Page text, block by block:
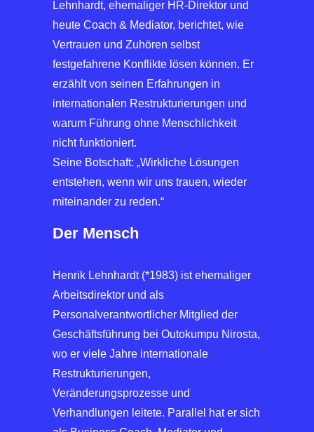
Lehnhardt, ehemaliger HR-Direktor und
heute Coach & Mediator, berichtet, wie
Vertrauen und Zuhören selbst
festgefahrene Konflikte lösen können. Er
erzählt von seinen Erfahrungen in
internationalen Restrukturierungen und
warum Führung ohne Menschlichkeit
nicht funktioniert.
Seine Botschaft: „Wirkliche Lösungen
entstehen, wenn wir uns trauen, wieder
miteinander zu reden.“
Der Mensch
Henrik Lehnhardt (*1983) ist ehemaliger
Arbeitsdirektor und als
Personalverantwortlicher Mitglied der
Geschäftsführung bei Outokumpu Nirosta,
wo er viele Jahre internationale
Restrukturierungen,
Veränderungsprozesse und
Verhandlungen leitete. Parallel hat er sich